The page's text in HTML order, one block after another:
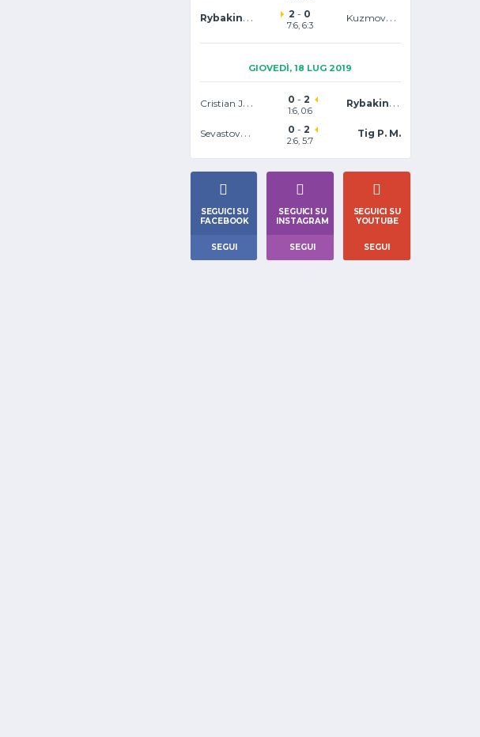
Rybakina E. 2 - 0
7:6, 6:3
Kuzmova V.
GIOVEDÌ, 18 LUG 2019
Cristian J. A. 0 - 2
1:6, 0:6
Rybakina E.
Sevastova A. 0 - 2
2:6, 5:7
Tig P. M.
SEGUICI SU
FACEBOOK
SEGUI
SEGUICI SU
INSTAGRAM
SEGUI
SEGUICI SU
YOUTUBE
SEGUI